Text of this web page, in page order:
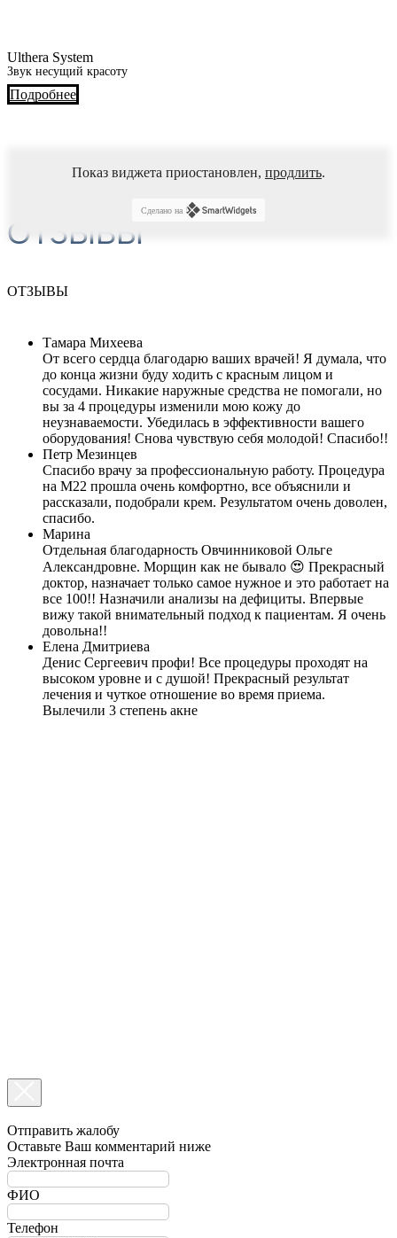
Ulthera System
Звук несущий красоту
Подробнее
ОТЗЫВЫ
Показ виджета приостановлен, продлить.
Сделано на
ОТЗЫВЫ
Тамара Михеева
От всего сердца благодарю ваших врачей! Я думала, что
до конца жизни буду ходить с красным лицом и
сосудами. Никакие наружные средства не помогали, но
вы за 4 процедуры изменили мою кожу до
неузнаваемости. Убедилась в эффективности вашего
оборудования! Снова чувствую себя молодой! Спасибо!!
Петр Мезинцев
Спасибо врачу за профессиональную работу. Процедура
на М22 прошла очень комфортно, все объяснили и
рассказали, подобрали крем. Результатом очень доволен,
спасибо.
Марина
Отдельная благодарность Овчинниковой Ольге
Александровне. Морщин как не бывало 😍 Прекрасный
доктор, назначает только самое нужное и это работает на
все 100!! Назначили анализы на дефициты. Впервые
вижу такой внимательный подход к пациентам. Я очень
довольна!!
Елена Дмитриева
Денис Сергеевич профи! Все процедуры проходят на
высоком уровне и с душой! Прекрасный результат
лечения и чуткое отношение во время приема.
Вылечили 3 степень акне
Отправить жалобу
Оставьте Ваш комментарий ниже
Электронная почта
ФИО
Телефон